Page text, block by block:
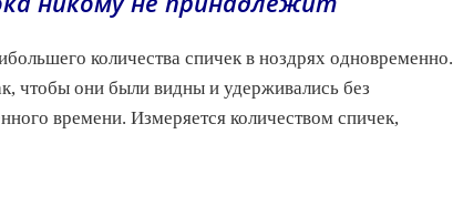
количества спичек в ноздрях одновременно.
чтобы они были видны и удерживались без
времени. Измеряется количеством спичек,